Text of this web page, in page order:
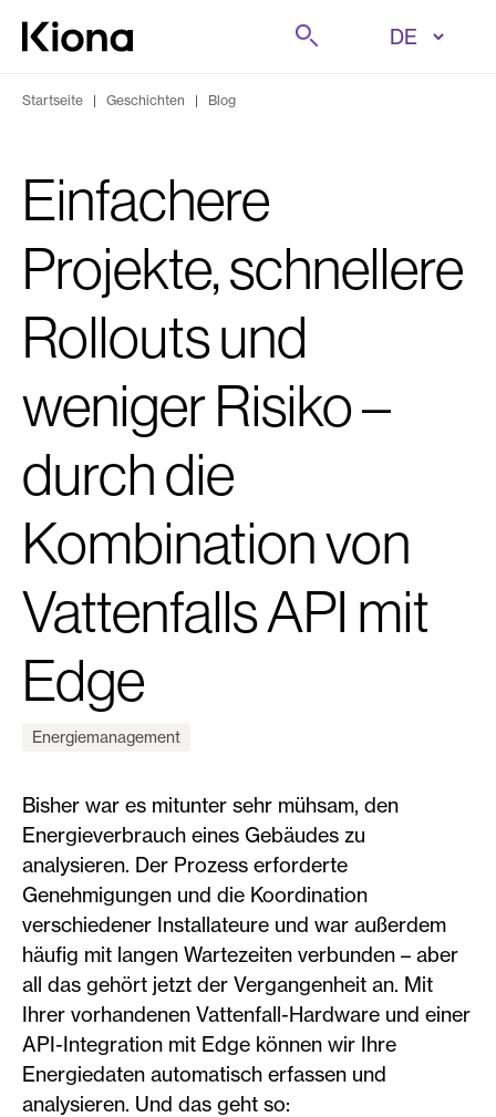
Zum Inhalt wechseln
Zur Homepage wechseln
Suche
Startseite | Geschichten | Blog
Einfachere
Projekte, schnellere
Rollouts und
weniger Risiko –
durch die
Kombination von
Vattenfalls API mit
Edge
Energiemanagement
Bisher war es mitunter sehr mühsam, den
Energieverbrauch eines Gebäudes zu
analysieren. Der Prozess erforderte
Genehmigungen und die Koordination
verschiedener Installateure und war außerdem
häufig mit langen Wartezeiten verbunden – aber
all das gehört jetzt der Vergangenheit an. Mit
Ihrer vorhandenen Vattenfall-Hardware und einer
API-Integration mit Edge können wir Ihre
Energiedaten automatisch erfassen und
analysieren. Und das geht so: